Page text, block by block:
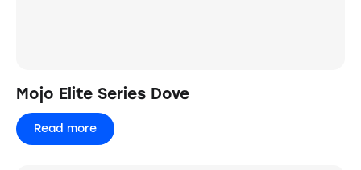
Mojo Elite Series Dove
Read more